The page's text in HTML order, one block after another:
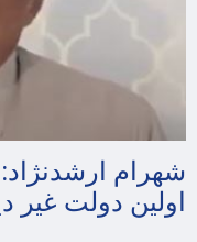
شهرام
اولین دولت غیر